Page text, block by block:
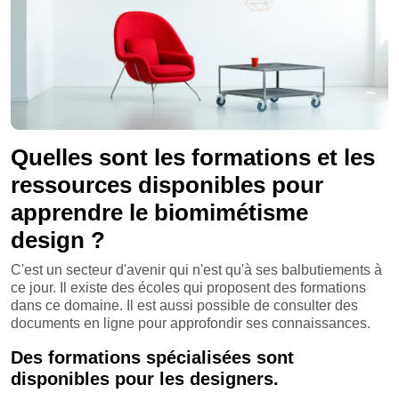
Quelles sont les formations et les
ressources disponibles pour
apprendre le biomimétisme
design ?
C'est un secteur d'avenir qui n'est qu'à ses balbutiements à
ce jour. Il existe des écoles qui proposent des formations
dans ce domaine. Il est aussi possible de consulter des
documents en ligne pour approfondir ses connaissances.
Des formations spécialisées sont
disponibles pour les designers.